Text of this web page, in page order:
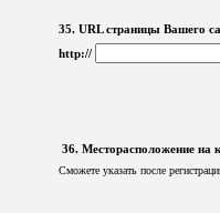
35. URL страницы Вашего
http://
36. Месторасположение на
Сможете указать после